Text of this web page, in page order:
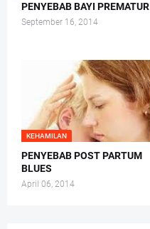
PENYEBAB BAYI PREMATUR
September 16, 2014
KEHAMILAN
PENYEBAB POST PARTUM
BLUES
April 06, 2014